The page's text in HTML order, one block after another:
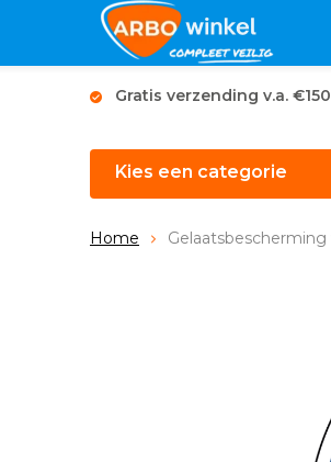
Gratis verzending v.a.
Kies een categorie
Home